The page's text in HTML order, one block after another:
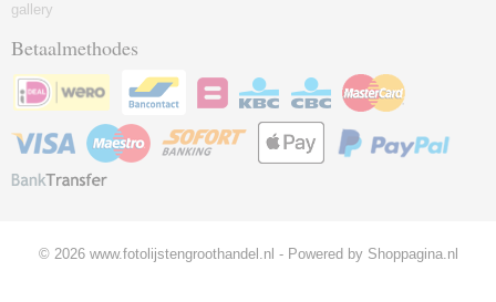
gallery
Betaalmethodes
© 2026 www.fotolijstengroothandel.nl - Powered by Shoppagina.nl